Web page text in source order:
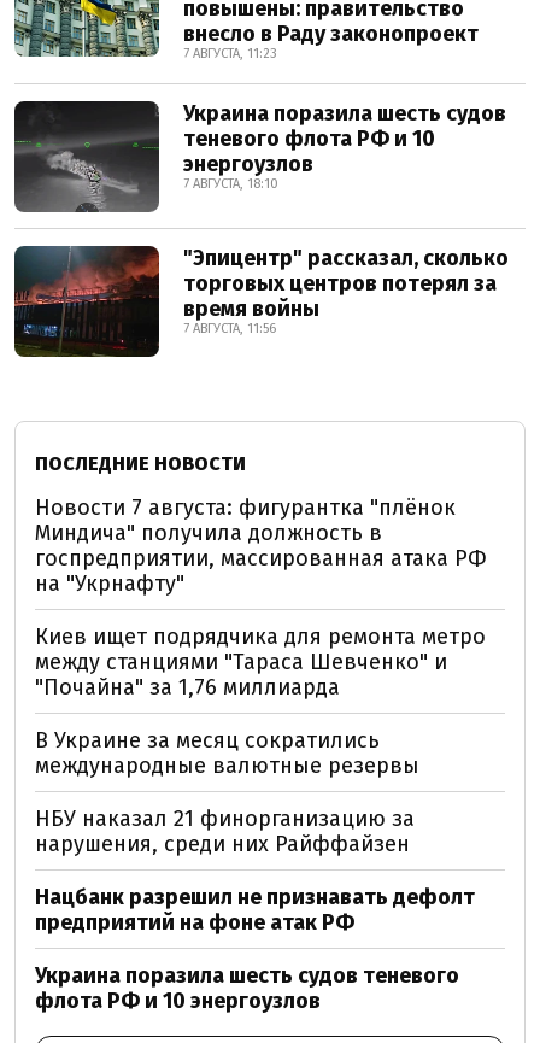
повышены: правительство
внесло в Раду законопроект
7 АВГУСТА, 11:23
Украина поразила шесть судов
теневого флота РФ и 10
энергоузлов
7 АВГУСТА, 18:10
"Эпицентр" рассказал, сколько
торговых центров потерял за
время войны
7 АВГУСТА, 11:56
ПОСЛЕДНИЕ НОВОСТИ
Новости 7 августа: фигурантка "плёнок
Миндича" получила должность в
госпредприятии, массированная атака РФ
на "Укрнафту"
Киев ищет подрядчика для ремонта метро
между станциями "Тараса Шевченко" и
"Почайна" за 1,76 миллиарда
В Украине за месяц сократились
международные валютные резервы
НБУ наказал 21 финорганизацию за
нарушения, среди них Райффайзен
Нацбанк разрешил не признавать дефолт
предприятий на фоне атак РФ
Украина поразила шесть судов теневого
флота РФ и 10 энергоузлов